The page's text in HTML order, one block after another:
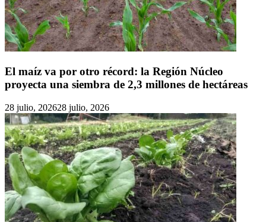
El maíz va por otro récord: la Región Núcleo
proyecta una siembra de 2,3 millones de hectáreas
28 julio, 202628 julio, 2026